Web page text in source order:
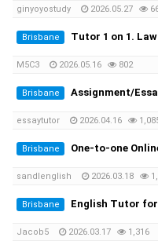
ginyoyostudy 2026.05.27
Brisbane Tutor 1 on 1.
M5C3 2026.05.16 802
Brisbane Assignment/Essay/Exam/
essaytutor 2026.04.16
Brisbane One-to-one Online
sandlenglish 2026.03.18
Brisbane English Tutor
Jacob5 2026.03.17 1,316